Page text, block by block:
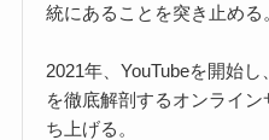
統にあることを突き止める
2021年、YouTubeを開始
を徹底解剖するオンライ
ち上げる。